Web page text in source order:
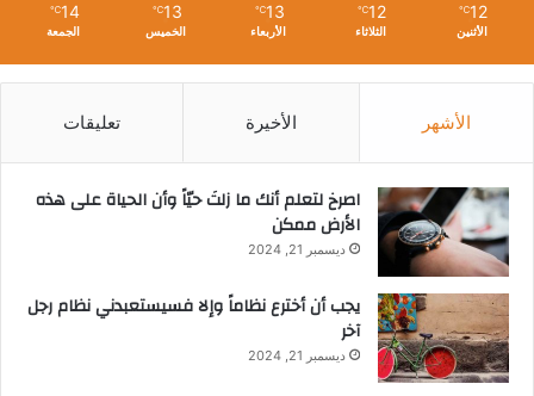
12
℃
الأثنين
12
℃
الثلاثاء
13
℃
الأربعاء
13
℃
الخميس
14
℃
الجمعة
الأشهر الأخيرة تعليقات
‫اصرخ لتعلم أنك ما زلتَ حيّاً وأن الحياة على هذه
الأرض ممكن
ديسمبر 21, 2024
يجب أن أخترع نظاماً وإلا فسيستعبدني نظام رجل
آخر
ديسمبر 21, 2024